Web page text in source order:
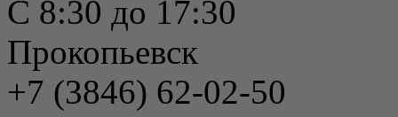
С 8:30 до 17:30
Прокопьевск
+7 (3846) 62-02-50